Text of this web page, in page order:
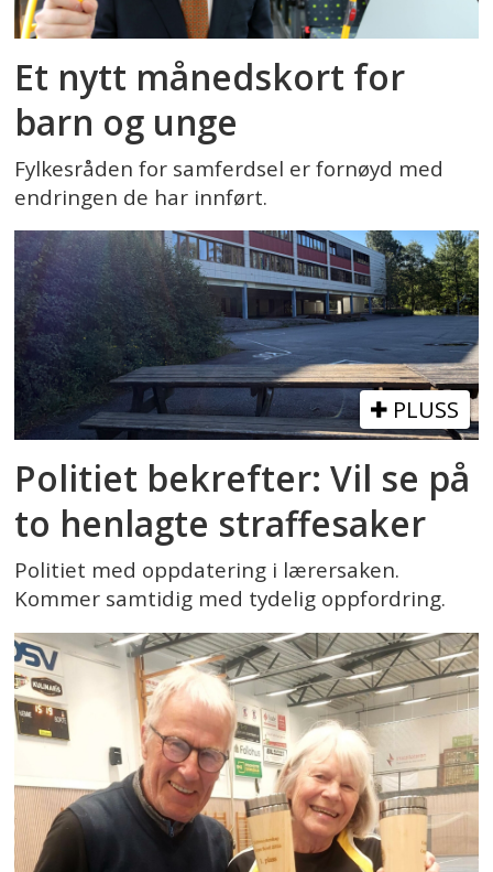
Et nytt månedskort for
barn og unge
Fylkesråden for samferdsel er fornøyd med
endringen de har innført.
PLUSS
Politiet bekrefter: Vil se på
to henlagte straffesaker
Politiet med oppdatering i lærersaken.
Kommer samtidig med tydelig oppfordring.